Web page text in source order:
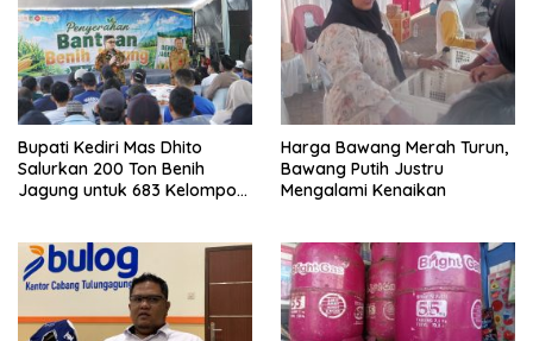
Bupati Kediri Mas Dhito
Salurkan 200 Ton Benih
Jagung untuk 683 Kelompok
Harga Bawang Merah Turun,
Bawang Putih Justru
Mengalami Kenaikan